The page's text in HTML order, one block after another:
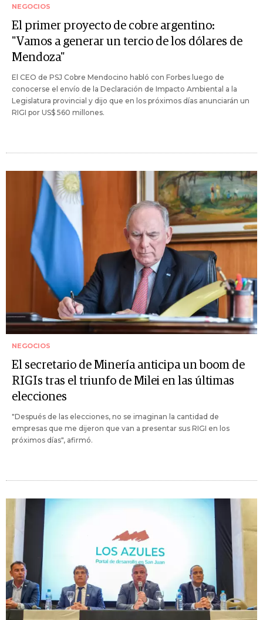
NEGOCIOS
El primer proyecto de cobre argentino:
"Vamos a generar un tercio de los dólares de
Mendoza"
El CEO de PSJ Cobre Mendocino habló con Forbes luego de
conocerse el envío de la Declaración de Impacto Ambiental a la
Legislatura provincial y dijo que en los próximos días anunciarán un
RIGI por US$ 560 millones.
NEGOCIOS
El secretario de Minería anticipa un boom de
RIGIs tras el triunfo de Milei en las últimas
elecciones
"Después de las elecciones, no se imaginan la cantidad de
empresas que me dijeron que van a presentar sus RIGI en los
próximos días", afirmó.